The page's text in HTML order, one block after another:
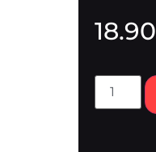
18.90